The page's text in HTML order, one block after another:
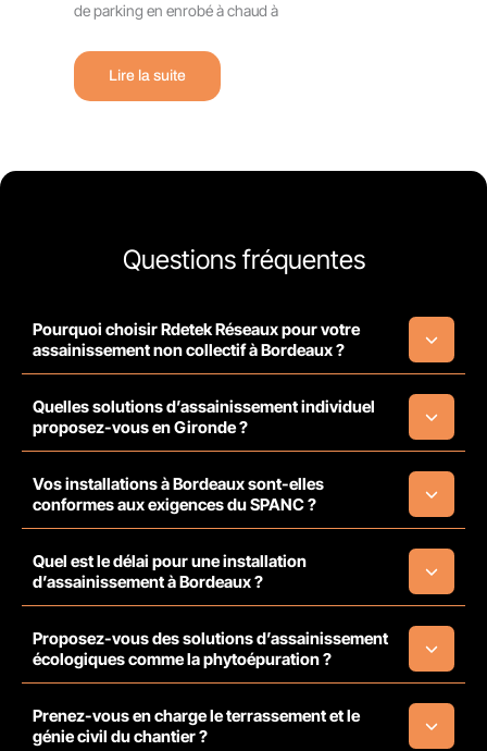
de parking en enrobé à chaud à
Lire la suite
Questions fréquentes
Pourquoi choisir Rdetek Réseaux pour votre
assainissement non collectif à Bordeaux ?
Quelles solutions d’assainissement individuel
proposez-vous en Gironde ?
Vos installations à Bordeaux sont-elles
conformes aux exigences du SPANC ?
Quel est le délai pour une installation
d’assainissement à Bordeaux ?
Proposez-vous des solutions d’assainissement
écologiques comme la phytoépuration ?
Prenez-vous en charge le terrassement et le
génie civil du chantier ?